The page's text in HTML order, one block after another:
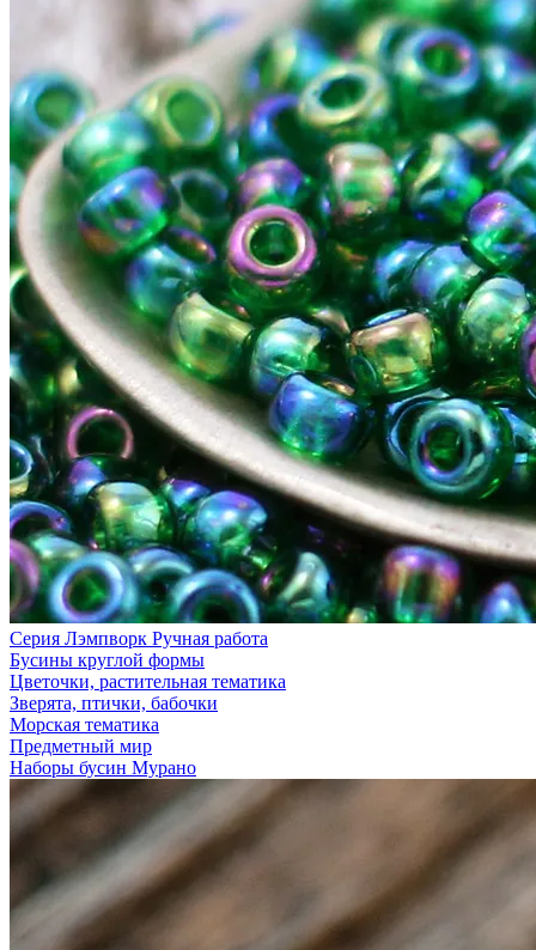
Серия Лэмпворк Ручная работа
Бусины круглой формы
Цветочки, растительная тематика
Зверята, птички, бабочки
Морская тематика
Предметный мир
Наборы бусин Мурано